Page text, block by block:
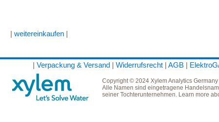
| weitereinkaufen|
| Verpackung & Versand| Widerrufsrecht| AGB|
Copyright © 2024 Xylem Analytics
Alle Namen sind eingetragene
seiner Tochterunternehmen. Learn more